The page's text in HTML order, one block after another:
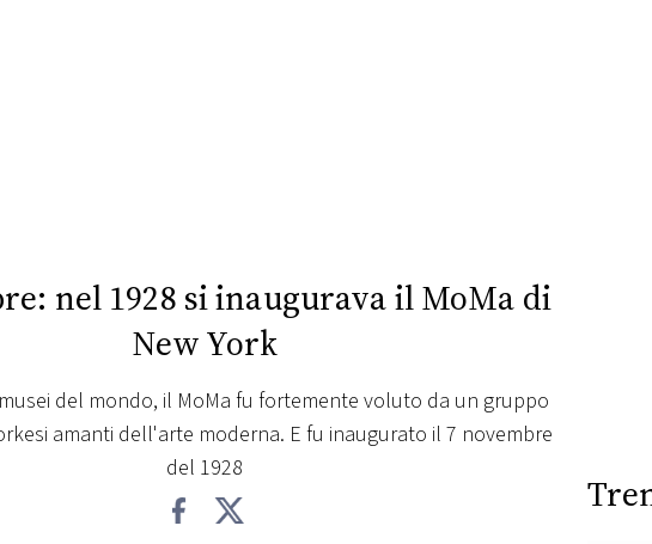
nel 1928 si inaugurava il MoMa di
New York
del mondo, il MoMa fu fortemente voluto da un gruppo
amanti dell'arte moderna. E fu inaugurato il 7 novembre
del 1928